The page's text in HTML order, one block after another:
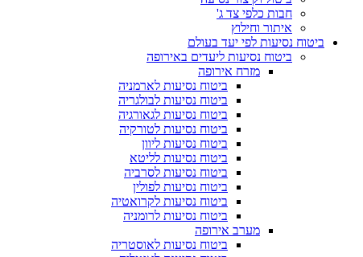
חבות כלפי צד ג'
איתור וחילוץ
ביטוח נסיעות לפי יעד בעולם
ביטוח נסיעות ליעדים באירופה
מזרח אירופה
ביטוח נסיעות לארמניה
ביטוח נסיעות לבולגריה
ביטוח נסיעות לגאורגיה
ביטוח נסיעות לטורקיה
ביטוח נסיעות ליוון
ביטוח נסיעות לליטא
ביטוח נסיעות לסרביה
ביטוח נסיעות לפולין
ביטוח נסיעות לקרואטיה
ביטוח נסיעות לרומניה
מערב אירופה
ביטוח נסיעות לאוסטריה